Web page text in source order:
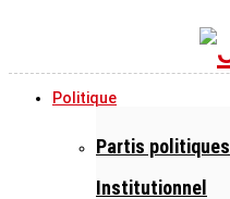
Politique
Partis politiques
Institutionnel